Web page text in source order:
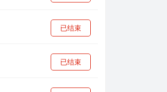
已结束
已结束